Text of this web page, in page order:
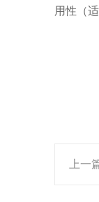
用性（
上一